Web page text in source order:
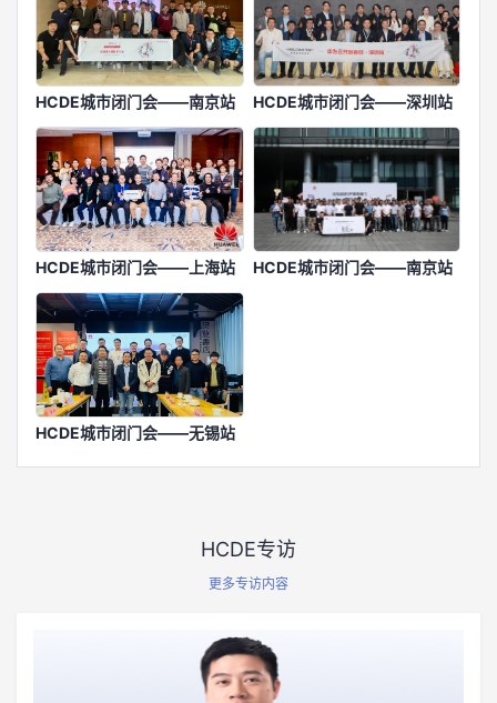
HCDE城市闭门会——南京站 HCDE城市闭门会——深圳站
HCDE城市闭门会——上海站 HCDE城市闭门会——南京站
HCDE城市闭门会——无锡站
HCDE专访
更多专访内容